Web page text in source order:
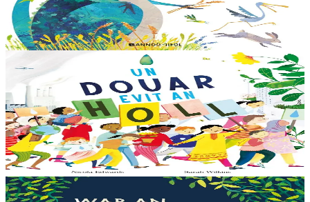
quand elle trouve la forêt parfaite, elle n'est pas la bienvenue...
"Ouste ! On ne veut pas de...
En stock13,00 €
Bannoù-heol
Like the Ocean We Rise
Notre planète est immense et magnifique, mais elle a besoin de notre
aide – elle a besoin de moi, elle a besoin de vous. Cet album illustré,
qui arrive à point...
En stock
13,00 €
3 ans et plus
Bannoù-heol